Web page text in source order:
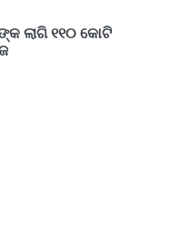
ବନ୍ୟା ମୃତ୍ୟୁ ସଂଖ୍ୟା